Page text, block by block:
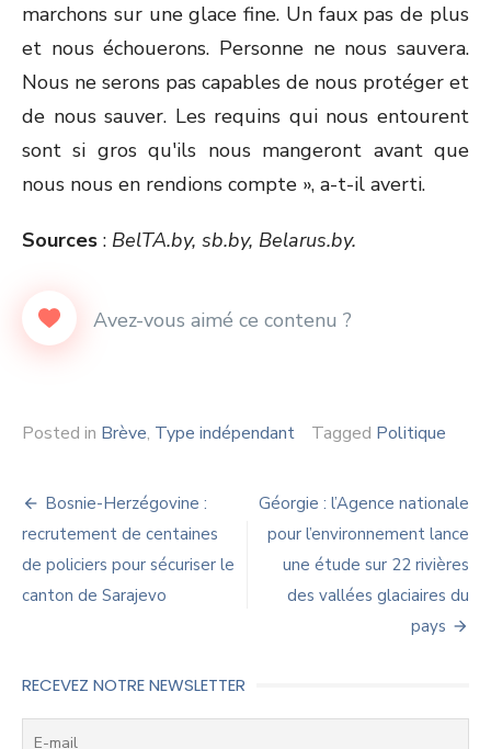
marchons sur une glace fine. Un faux pas de plus
et nous échouerons. Personne ne nous sauvera.
Nous ne serons pas capables de nous protéger et
de nous sauver. Les requins qui nous entourent
sont si gros qu'ils nous mangeront avant que
nous nous en rendions compte », a-t-il averti.
Sources : BelTA.by, sb.by, Belarus.by.
Posted in Brève, Type indépendant Tagged Politique
Navigation
de
l’article
Bosnie-Herzégovine :
recrutement de centaines
de policiers pour sécuriser le
canton de Sarajevo
Géorgie : l’Agence nationale
pour l’environnement lance
une étude sur 22 rivières
des vallées glaciaires du
pays
RECEVEZ NOTRE NEWSLETTER